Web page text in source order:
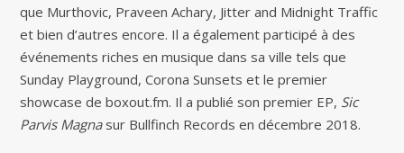
que Murthovic, Praveen Achary, Jitter and Midnight Traffic
et bien d’autres encore. Il a également participé à des
événements riches en musique dans sa ville tels que
Sunday Playground, Corona Sunsets et le premier
showcase de boxout.fm. Il a publié son premier EP, Sic
Parvis Magnasur Bullfinch Records en décembre 2018.